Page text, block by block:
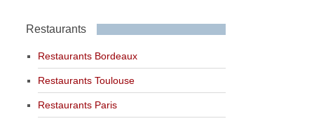
Restaurants
Restaurants Bordeaux
Restaurants Toulouse
Restaurants Paris